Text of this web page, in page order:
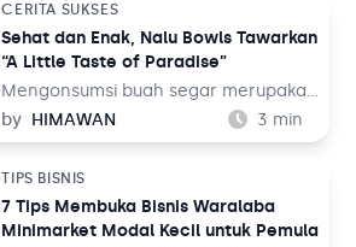
rancang harus dieksekusi dengan
megah supaya bisa cepat balik
modal. Namun ternyata, bukan jalan
ini yang ditempuh oleh Desta
Rissasanti untuku mewujudkan Mimo
Cooks and Coffee.
CERITA SUKSES
Sehat dan Enak, Nalu Bowls Tawarkan
“A Little Taste of Paradise”
Mengonsumsi buah segar merupakan
salah satu gaya hidup sehat yang
perlu dilakukan selain berolahraga.
untuk bisa menikmati memakan buah
segar, salah satunya adalah
smoothie bowl. Smoothie bowl
by HIMAWAN 3 min
TIPS BISNIS
7 Tips Membuka Bisnis Waralaba
Minimarket Modal Kecil untuk Pemula